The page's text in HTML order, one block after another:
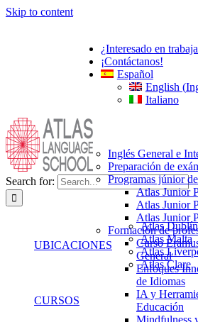
Skip to content
¿Interesado en
¡Contáctanos!
Español
English (
Italiano
Search for:
UBICACIONES
Atlas Dublín
Atlas Malta
Atlas
Atlas Clare
CURSOS
Inglés General e
Preparación de
Programas júnior
Atlas Junior
Atlas Junior
Atlas Junior
Formación de
Curso
General
Enfoques
de Idiomas
IA y
Educación
Mindfulness